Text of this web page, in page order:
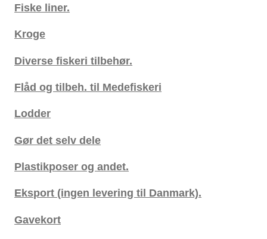
Fiske liner.
Kroge
Diverse fiskeri tilbehør.
Flåd og tilbeh. til Medefiskeri
Lodder
Gør det selv dele
Plastikposer og andet.
Eksport (ingen levering til Danmark).
Gavekort